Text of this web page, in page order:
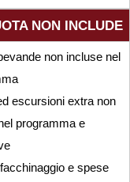
NON INCLUDE
non incluse nel
escursioni extra non
programma e
e spese